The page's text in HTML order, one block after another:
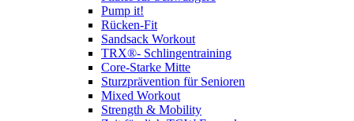
Pump it!
Rücken-Fit
Sandsack Workout
TRX®- Schlingentraining
Core-Starke Mitte
Sturzprävention für Senioren
Mixed Workout
Strength & Mobility